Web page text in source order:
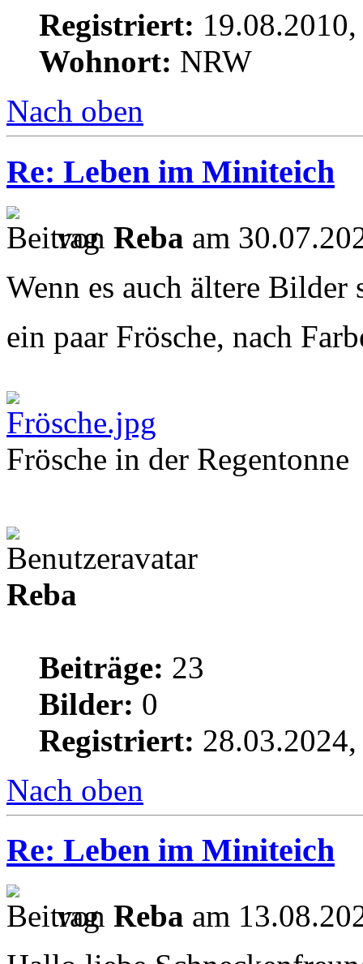
Registriert:
Wohnort: NRW
Nach oben
Re: Leben im Miniteich
von Reba am
Wenn es auch ältere
ein paar Frösche, nach
Frösche in der Regentonne
Reba
Beiträge: 23
Bilder: 0
Registriert:
Nach oben
Re: Leben im Miniteich
von Reba am